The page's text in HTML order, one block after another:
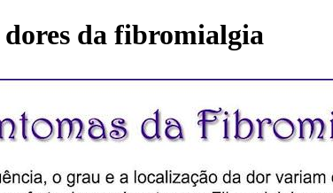
da fibromialgia